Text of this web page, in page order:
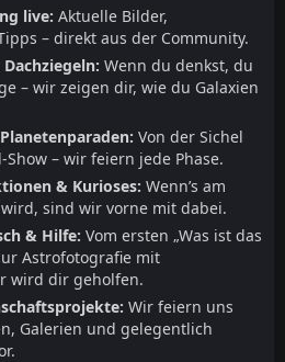
live: Aktuelle Bilder,
– direkt aus der Community.
Wenn du denkst, du
– wir zeigen dir, wie du Galaxien
Von der Sichel
– wir feiern jede Phase.
& Kurioses: Wenn’s am
sind wir vorne mit dabei.
& Hilfe: Vom ersten „Was ist das
Astrofotografie mit
wird dir geholfen.
Wir feiern uns
Galerien und gelegentlich